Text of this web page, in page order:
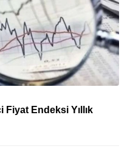
Endeksi Yıllık %35,55 Artış Gösterdi.
Fiyat Endeksi Yıllık